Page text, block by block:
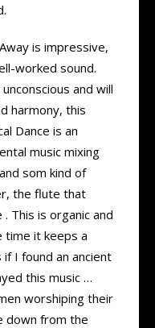
is impressive,
worked sound.
and will
harmony, this
Dance is an
music mixing
som kind of
the flute that
This is organic and
time it keeps a
I found an ancient
this music …
worshiping their
down from the